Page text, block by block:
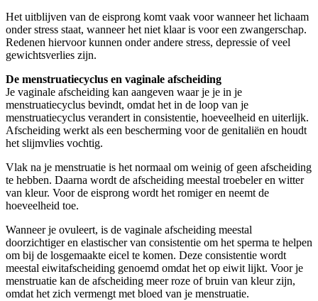
Het uitblijven van de eisprong komt vaak voor wanneer het lichaam
onder stress staat, wanneer het niet klaar is voor een zwangerschap.
Redenen hiervoor kunnen onder andere stress, depressie of veel
gewichtsverlies zijn.
De menstruatiecyclus en vaginale afscheiding
Je vaginale afscheiding kan aangeven waar je je in je
menstruatiecyclus bevindt, omdat het in de loop van je
menstruatiecyclus verandert in consistentie, hoeveelheid en uiterlijk.
Afscheiding werkt als een bescherming voor de genitaliën en houdt
het slijmvlies vochtig.
Vlak na je menstruatie is het normaal om weinig of geen afscheiding
te hebben. Daarna wordt de afscheiding meestal troebeler en witter
van kleur. Voor de eisprong wordt het romiger en neemt de
hoeveelheid toe.
Wanneer je ovuleert, is de vaginale afscheiding meestal
doorzichtiger en elastischer van consistentie om het sperma te helpen
om bij de losgemaakte eicel te komen. Deze consistentie wordt
meestal eiwitafscheiding genoemd omdat het op eiwit lijkt. Voor je
menstruatie kan de afscheiding meer roze of bruin van kleur zijn,
omdat het zich vermengt met bloed van je menstruatie.